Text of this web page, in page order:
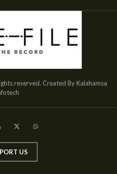
reserved. Created By Kalahamsa
US